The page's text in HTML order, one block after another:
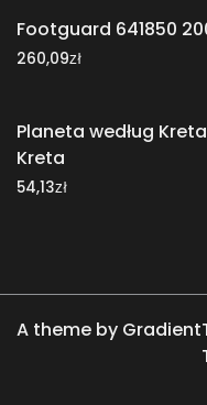
Footguard 641850
260,09zł
Planeta według
Kreta
54,13zł
A theme by